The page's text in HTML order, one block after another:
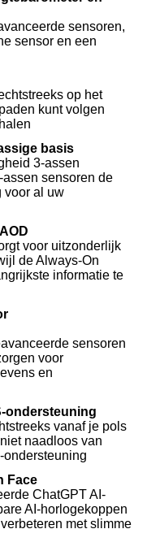
sensoren,
sensor en een
op het
kunt volgen
basis
3-assen
sensoren de
voor al uw
voor uitzonderlijk
de Always-On
informatie te
sensoren
voor
en
ondersteuning
vanaf je pols
naadloos van
ondersteuning
Face
ChatGPT AI-
AI-horlogekoppen
met slimme